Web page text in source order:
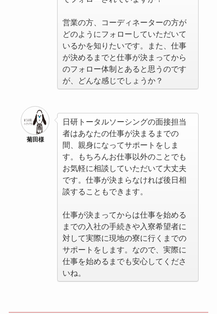
営業の方、コーディネーターの方が
どのようにフォローしていただいて
いるかを知りたいです。また、仕事
が決めるまでと仕事が決まってから
のフォロー体制とあると思うのです
が、どんな感じでしょうか？
菊田様
日研トータルソーシングの面接担当
者はあなたの仕事が決まるまでの
間、親身になってサポートをしま
す。もちろんお仕事以外のことでも
お気軽に相談していただいて大丈夫
です。仕事が決まらなければ後日相
談することもできます。
仕事が決まってからは仕事を始める
までの入社の手続きや入寮希望者に
対して実際に現地の寮に行くまでの
サポートをします。なので、実際に
仕事を始めるまでも安心してくださ
いね。